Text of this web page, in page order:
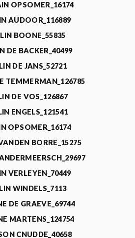
OPSOMER_16174
AUDOOR_116889
BOONE_55835
DE BACKER_40499
DE JANS_52721
TEMMERMAN_126785
DE VOS_126867
ENGELS_121541
OPSOMER_16174
BORRE_15275
VERLEYEN_70449
WINDELS_7113
DE GRAEVE_69744
MARTENS_124754
CNUDDE_40658